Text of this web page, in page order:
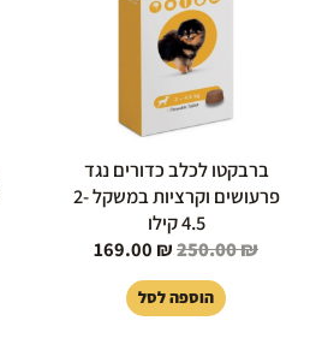
ברבקטו לכלב כדורים נגד
פרעושים וקרציות במשקל 2-
4.5 קילו
250.00₪
169.00 ₪
הוספה לסל